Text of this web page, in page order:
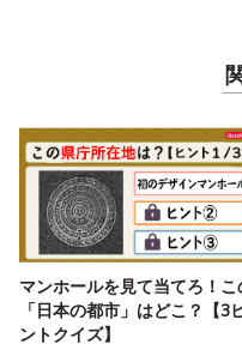
マンホールを見て当てろ！こ
「日本の都市」はどこ？【3
ントクイズ】